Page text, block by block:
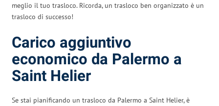
meglio il tuo trasloco. Ricorda, un trasloco ben organizzato è un
trasloco di successo!
Carico aggiuntivo
economico da Palermo a
Saint Helier
Se stai pianificando un trasloco da Palermo a Saint Helier, è